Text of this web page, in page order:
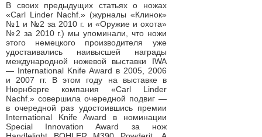
В своих предыдущих статьях о ножах
«Carl Linder Nachf.» (журналы «Клинок»
№1 и №2 за 2010 г. и «Оружие и охота»
№2 за 2010 г.) мы упоминали, что ножи
этого немецкого производителя уже
удостаивались наивысшей награды
международной ножевой выставки IWA
— International Knife Award в 2005, 2006
и 2007 гг. В этом году на выставке в
Нюрнберге компания «Carl Linder
Nachf.» совершила очередной подвиг —
в очередной раз удостоившись премии
International Knife Award в номинации
Special Innovation Award за нож